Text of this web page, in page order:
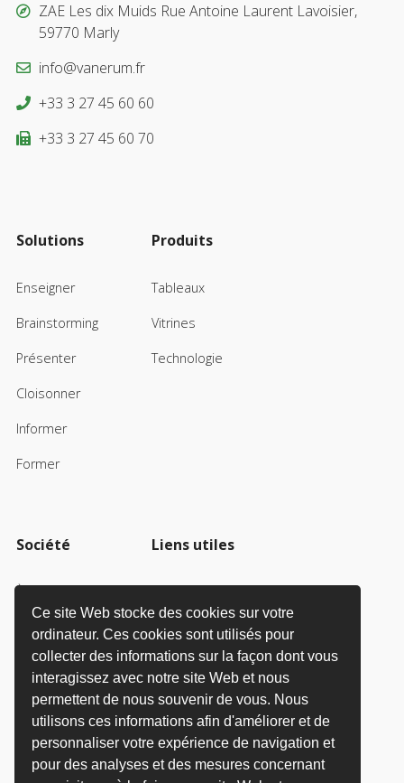
Ce site Web stocke des cookies sur votre
ordinateur. Ces cookies sont utilisés pour
collecter des informations sur la façon dont vous
interagissez avec notre site Web et nous
permettent de nous souvenir de vous. Nous
utilisons ces informations afin d'améliorer et de
personnaliser votre expérience de navigation et
pour des analyses et des mesures concernant
ZAE Les dix Muids Rue Antoine Laurent Lavoisier,
59770 Marly
info@vanerum.fr
+33 3 27 45 60 60
+33 3 27 45 60 70
Solutions
Enseigner
Brainstorming
Présenter
Cloisonner
Informer
Former
Produits
Tableaux
Vitrines
Technologie
Société
À propos de nous
Postes vacants
i3 Group
Liens utiles
FAQ
Brochures
Politique de confidentialité
Politique sur les cookies